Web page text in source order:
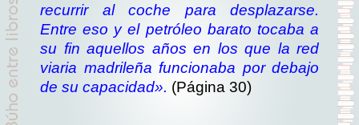
recurrir al coche para desplazarse.
Entre eso y el petróleo barato tocaba a
su fin aquellos años en los que la red
viaria madrileña funcionaba por debajo
de su capacidad». (Página 30)